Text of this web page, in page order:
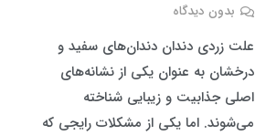
بدون دیدگاه
علت زردی دندان دندان‌های سفید و
درخشان به عنوان یکی از نشانه‌های
اصلی جذابیت و زیبایی شناخته
می‌شوند. اما یکی از مشکلات رایجی که